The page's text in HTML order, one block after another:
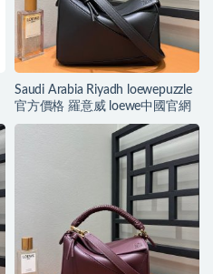
Saudi Arabia Riyadh loewepuzzle
官方價格 羅意威 loewe中國官網